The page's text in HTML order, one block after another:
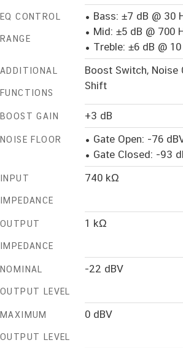
EQ CONTROL
RANGE
• Bass: ±7 dB @ 30
• Mid: ±5 dB @ 700
• Treble: ±6 dB @
ADDITIONAL
FUNCTIONS
Boost Switch, Noise
Shift
BOOST GAIN +3 dB
NOISE FLOOR
• Gate Open: -76
• Gate Closed: -93
INPUT
IMPEDANCE
740 kΩ
OUTPUT
IMPEDANCE
1 kΩ
NOMINAL
OUTPUT LEVEL
-22 dBV
MAXIMUM
OUTPUT LEVEL
0 dBV